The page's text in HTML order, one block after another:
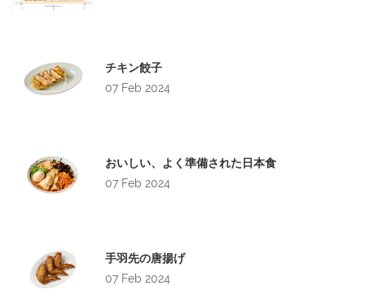
チキン餃子
07 Feb 2024
おいしい、よく準備された日本食
07 Feb 2024
手羽先の唐揚げ
07 Feb 2024